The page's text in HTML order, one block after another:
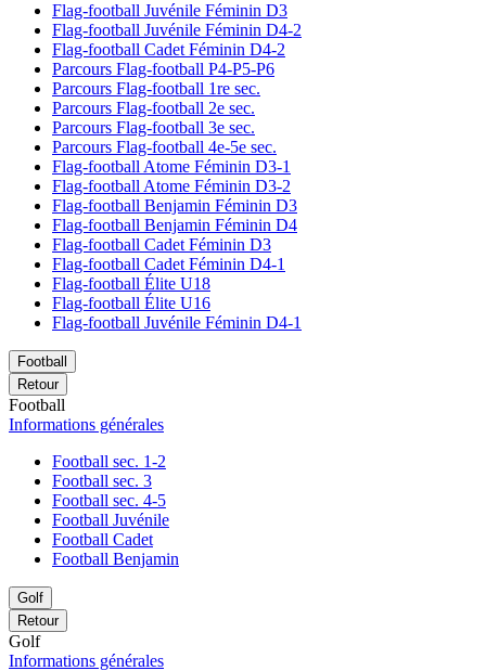
Flag-football Juvénile Féminin D3
Flag-football Juvénile Féminin D4-2
Flag-football Cadet Féminin D4-2
Parcours Flag-football P4-P5-P6
Parcours Flag-football 1re sec.
Parcours Flag-football 2e sec.
Parcours Flag-football 3e sec.
Parcours Flag-football 4e-5e sec.
Flag-football Atome Féminin D3-1
Flag-football Atome Féminin D3-2
Flag-football Benjamin Féminin D3
Flag-football Benjamin Féminin D4
Flag-football Cadet Féminin D3
Flag-football Cadet Féminin D4-1
Flag-football Élite U18
Flag-football Élite U16
Flag-football Juvénile Féminin D4-1
Football
Retour
Football
Informations générales
Football sec. 1-2
Football sec. 3
Football sec. 4-5
Football Juvénile
Football Cadet
Football Benjamin
Golf
Retour
Golf
Informations générales